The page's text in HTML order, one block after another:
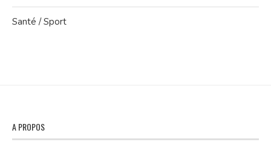
Santé / Sport
A PROPOS